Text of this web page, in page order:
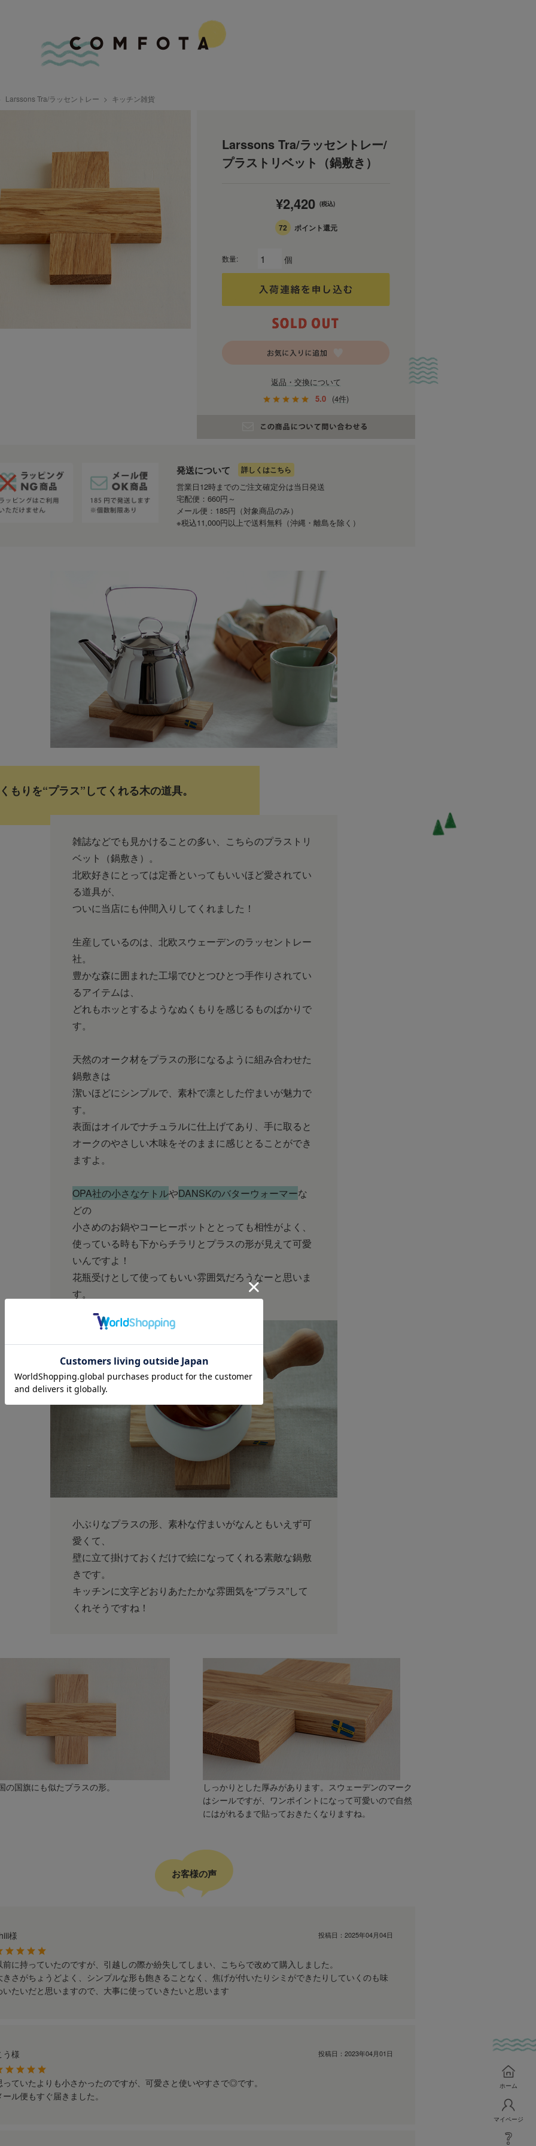
ホーム
マイページ
Larssons Tra/ラッセントレー キッチン雑貨
Larssons Tra/ラッセントレー/
プラストリベット（鍋敷き）
¥2,420 (税込)
72 ポイント還元
数量: 個
返品・交換について
5.0
(4件)
発送について 詳しくはこちら
営業日12時までのご注文確定分は当日発送
宅配便：660円～
メール便：185円（対象商品のみ）
※税込11,000円以上で送料無料（沖縄・離島を除く）
もりを“プラス”してくれる木の道具。
雑誌などでも見かけることの多い、こちらのプラストリ
ベット（鍋敷き）。
北欧好きにとっては定番といってもいいほど愛されてい
る道具が、
ついに当店にも仲間入りしてくれました！
生産しているのは、北欧スウェーデンのラッセントレー
社。
豊かな森に囲まれた工場でひとつひとつ手作りされてい
るアイテムは、
どれもホッとするようなぬくもりを感じるものばかりで
す。
天然のオーク材をプラスの形になるように組み合わせた
鍋敷きは
潔いほどにシンプルで、素朴で凛とした佇まいが魅力で
す。
表面はオイルでナチュラルに仕上げてあり、手に取ると
オークのやさしい木味をそのままに感じとることができ
ますよ。
OPA社の小さなケトルやDANSKのバターウォーマーな
どの
小さめのお鍋やコーヒーポットととっても相性がよく、
使っている時も下からチラリとプラスの形が見えて可愛
いんですよ！
花瓶受けとして使ってもいい雰囲気だろうなーと思いま
す。
小ぶりなプラスの形、素朴な佇まいがなんともいえず可
愛くて、
壁に立て掛けておくだけで絵になってくれる素敵な鍋敷
きです。
キッチンに文字どおりあたたかな雰囲気を“プラス”して
くれそうですね！
の国旗にも似たプラスの形。
しっかりとした厚みがあります。スウェーデンのマーク
はシールですが、ワンポイントになって可愛いので自然
にはがれるまで貼っておきたくなりますね。
お客様の声
様 投稿日： 2025年04月04日
前に持っていたのですが、引越しの際か紛失してしまい、こちらで改めて購入しました。
きさがちょうどよく、シンプルな形も飽きることなく、焦げが付いたりシミができたりしていくのも味
いたいだと思いますので、大事に使っていきたいと思います
う様 投稿日： 2023年04月01日
っていたよりも小さかったのですが、可愛さと使いやすさで◎です。
ール便もすぐ届きました。